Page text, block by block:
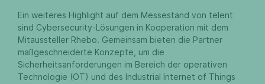
Ein weiteres Highlight auf dem Messestand von telent
sind Cybersecurity-Lösungen in Kooperation mit dem
Mitaussteller Rhebo. Gemeinsam bieten die Partner
maßgeschneiderte Konzepte, um die
Sicherheitsanforderungen im Bereich der operativen
Technologie (OT) und des Industrial Internet of Things